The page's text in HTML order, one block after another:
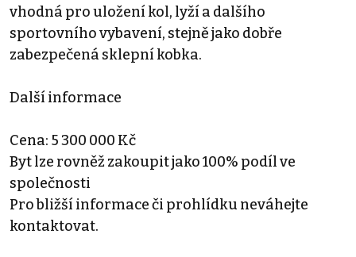
vhodná pro uložení kol, lyží a dalšího
sportovního vybavení, stejně jako dobře
zabezpečená sklepní kobka.
Další informace
Cena: 5 300 000 Kč
Byt lze rovněž zakoupit jako 100% podíl ve
společnosti
Pro bližší informace či prohlídku neváhejte
kontaktovat.